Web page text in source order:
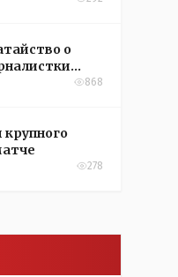
о
868
278